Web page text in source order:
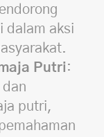
dalam aksi
Putri :
putri,